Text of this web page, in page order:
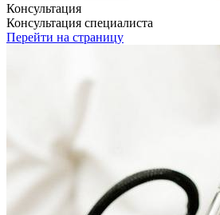
Консультация
Консультация специалиста
Перейти на страницу